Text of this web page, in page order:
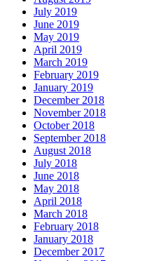
July 2019
June 2019
May 2019
April 2019
March 2019
February 2019
January 2019
December 2018
November 2018
October 2018
September 2018
August 2018
July 2018
June 2018
May 2018
April 2018
March 2018
February 2018
January 2018
December 2017